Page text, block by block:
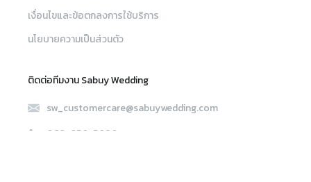
เงื่อนไขและข้อตกลงการใช้บริการ
นโยบายความเป็นส่วนตัว
ติดต่อทีมงาน Sabuy Wedding
sw_customercare@sabuywedding.com
082-656-5696